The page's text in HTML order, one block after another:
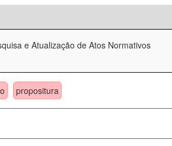
e Atualização de Atos Normativos
propositura